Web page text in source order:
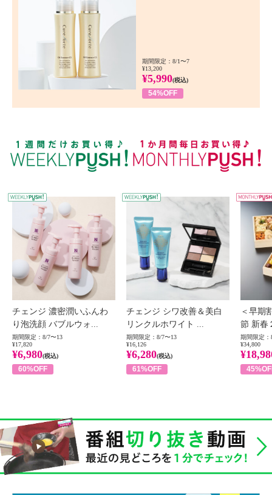
期間限定：8/1〜7
¥13,200
¥5,990(税込)
54%OFF
WEEKLY PUSH
チェンジ 濃密潤いふんわ
り泡洗顔 バブルウォ...
期間限定：8/7〜13
¥17,820
¥6,980(税込)
60%OFF
チェンジ シワ改善＆美白
リンクルホワイト ...
期間限定：8/7〜13
¥16,126
¥6,280(税込)
61%OFF
＜早期
節 新春
期間限定：
¥34,800